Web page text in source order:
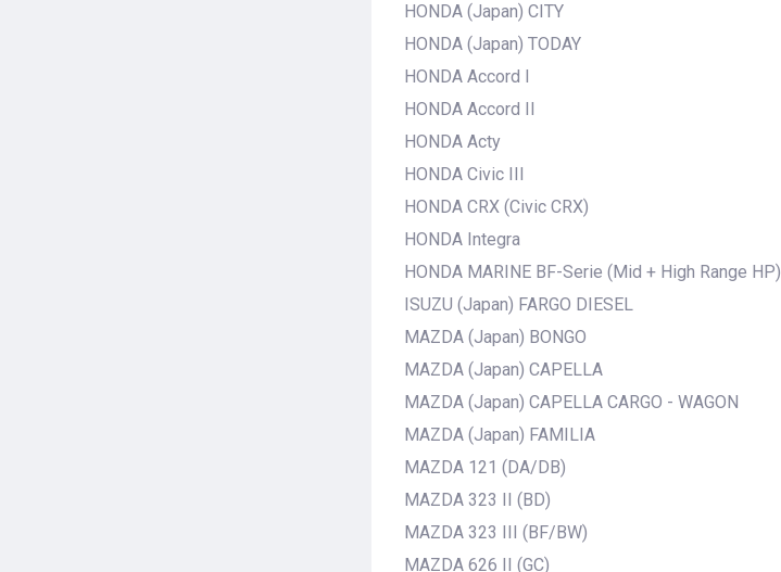
HONDA (Japan) CITY
HONDA (Japan) TODAY
HONDA Accord I
HONDA Accord II
HONDA Acty
HONDA Civic III
HONDA CRX (Civic CRX)
HONDA Integra
HONDA MARINE BF-Serie (Mid + High Range HP)
ISUZU (Japan) FARGO DIESEL
MAZDA (Japan) BONGO
MAZDA (Japan) CAPELLA
MAZDA (Japan) CAPELLA CARGO - WAGON
MAZDA (Japan) FAMILIA
MAZDA 121 (DA/DB)
MAZDA 323 II (BD)
MAZDA 323 III (BF/BW)
MAZDA 626 II (GC)